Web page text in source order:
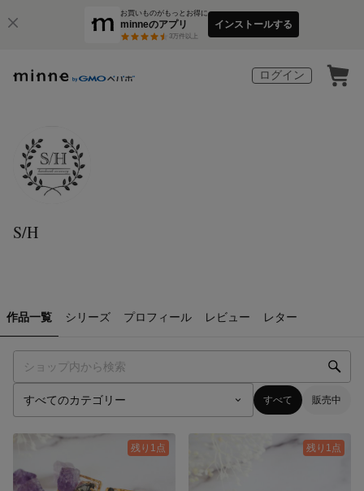
お買いものがもっとお得に
minneのアプリ
3万件以上
インストールする
ログイン
S/H
作品一覧 シリーズ プロフィール レビュー レター
すべて 販売中
残り1点 残り1点